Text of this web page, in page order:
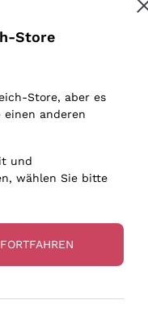
Bestimmungen
Store
Store, aber es
einen anderen
und
wählen Sie bitte